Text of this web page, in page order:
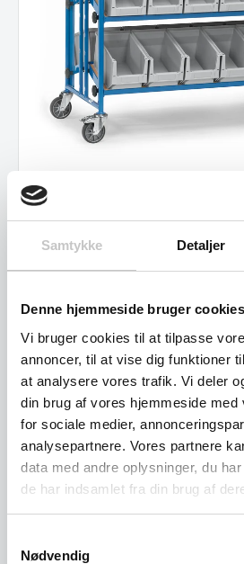
Samtykke Detaljer
Denne hjemmeside bruger cookies
Vi bruger cookies til at tilpasse
annoncer, til at vise dig funktioner
at analysere vores trafik. Vi deler
din brug af vores hjemmeside med
for sociale medier,
analysepartnere. Vores partnere
data med andre oplysninger, du
de har indsamlet fra din brug af
Nødvendig
Montagevogne